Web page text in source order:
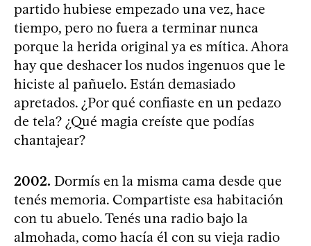
partido hubiese empezado una vez, hace
tiempo, pero no fuera a terminar nunca
porque la herida original ya es mítica. Ahora
hay que deshacer los nudos ingenuos que le
hiciste al pañuelo. Están demasiado
apretados. ¿Por qué confiaste en un pedazo
de tela? ¿Qué magia creíste que podías
chantajear?
2002. Dormís en la misma cama desde que
tenés memoria. Compartiste esa habitación
con tu abuelo. Tenés una radio bajo la
almohada, como hacía él con su vieja radio